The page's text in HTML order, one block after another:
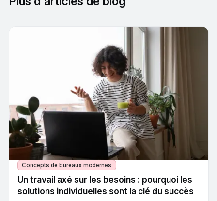
Concepts de bureaux modernes
Un travail axé sur les besoins : pourquoi les
solutions individuelles sont la clé du succès